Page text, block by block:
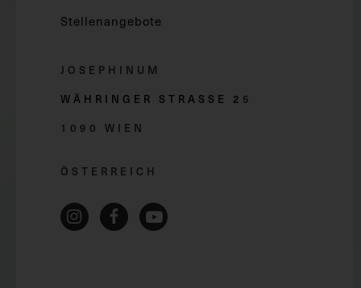
Stellenangebote
JOSEPHINUM
WÄHRINGER STRASSE 2 5
1090 WIEN
ÖSTERREICH